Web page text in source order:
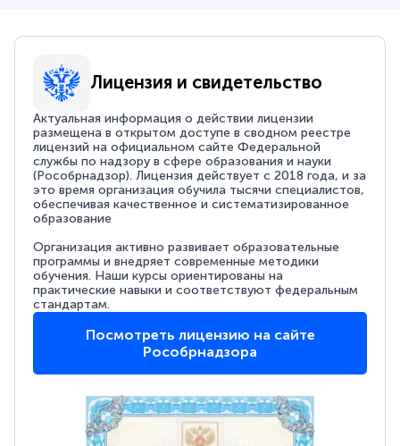
Лицензия и свидетельство
Актуальная информация о действии лицензии
размещена в открытом доступе в сводном реестре
лицензий на официальном сайте Федеральной
службы по надзору в сфере образования и науки
(Рособрнадзор). Лицензия действует с 2018 года, и за
это время организация обучила тысячи специалистов,
обеспечивая качественное и систематизированное
образование
Организация активно развивает образовательные
программы и внедряет современные методики
обучения. Наши курсы ориентированы на
практические навыки и соответствуют федеральным
стандартам.
Посмотреть лицензию на сайте
Рособрнадзора